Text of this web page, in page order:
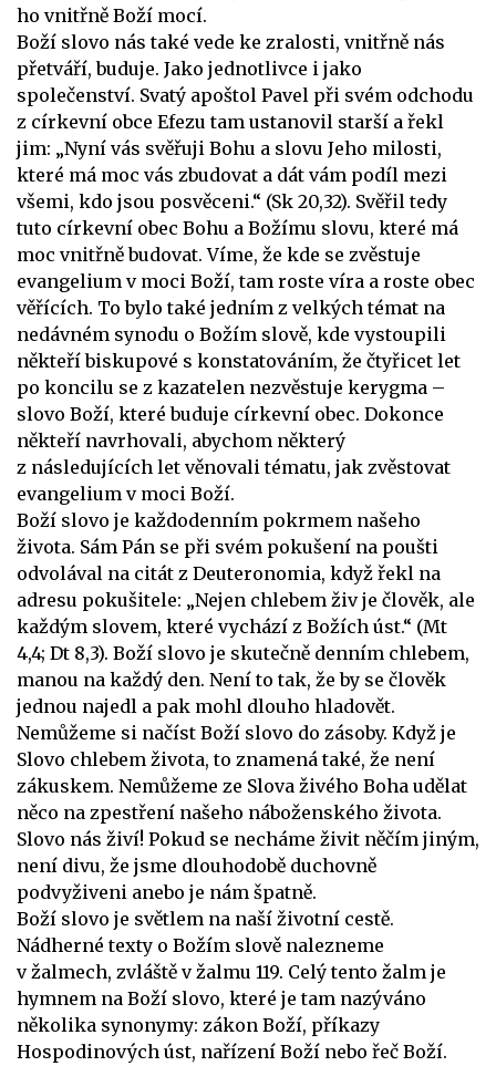
ho vnitřně Boží mocí.
Boží slovo nás také vede ke zralosti, vnitřně nás
přetváří, buduje. Jako jednotlivce i jako
společenství. Svatý apoštol Pavel při svém odchodu
z církevní obce Efezu tam ustanovil starší a řekl
jim: „Nyní vás svěřuji Bohu a slovu Jeho milosti,
které má moc vás zbudovat a dát vám podíl mezi
všemi, kdo jsou posvěceni.“ (Sk 20,32). Svěřil tedy
tuto církevní obec Bohu a Božímu slovu, které má
moc vnitřně budovat. Víme, že kde se zvěstuje
evangelium v moci Boží, tam roste víra a roste obec
věřících. To bylo také jedním z velkých témat na
nedávném synodu o Božím slově, kde vystoupili
někteří biskupové s konstatováním, že čtyřicet let
po koncilu se z kazatelen nezvěstuje kerygma –
slovo Boží, které buduje církevní obec. Dokonce
někteří navrhovali, abychom některý
z následujících let věnovali tématu, jak zvěstovat
evangelium v moci Boží.
Boží slovo je každodenním pokrmem našeho
života. Sám Pán se při svém pokušení na poušti
odvolával na citát z Deuteronomia, když řekl na
adresu pokušitele: „Nejen chlebem živ je člověk, ale
každým slovem, které vychází z Božích úst.“ (Mt
4,4; Dt 8,3). Boží slovo je skutečně denním chlebem,
manou na každý den. Není to tak, že by se člověk
jednou najedl a pak mohl dlouho hladovět.
Nemůžeme si načíst Boží slovo do zásoby. Když je
Slovo chlebem života, to znamená také, že není
zákuskem. Nemůžeme ze Slova živého Boha udělat
něco na zpestření našeho náboženského života.
Slovo nás živí! Pokud se necháme živit něčím jiným,
není divu, že jsme dlouhodobě duchovně
podvyživeni anebo je nám špatně.
Boží slovo je světlem na naší životní cestě.
Nádherné texty o Božím slově nalezneme
v žalmech, zvláště v žalmu 119. Celý tento žalm je
hymnem na Boží slovo, které je tam nazýváno
několika synonymy: zákon Boží, příkazy
Hospodinových úst, nařízení Boží nebo řeč Boží.